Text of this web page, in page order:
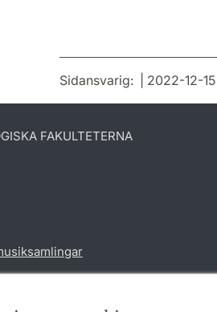
Sidansvarig: | 2022-12-15
FAKULTETERNA